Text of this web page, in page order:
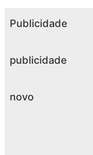
Publicidade
publicidade
novo